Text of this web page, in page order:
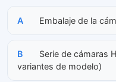
A Embalaje de la
B
Serie de cámaras
variantes de modelo)